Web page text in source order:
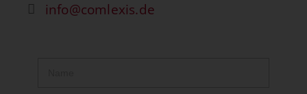
info@comlexis.de